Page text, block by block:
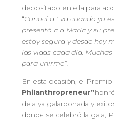
depositado en ella para
“Conocí a Eva cuando yo
presentó a a María y su
estoy segura y desde hoy
las vidas cada día.
para unirme”.
En esta ocasión, el Premio
Philanthropreneur”
dela ya galardonada y
donde se celebró la gala,